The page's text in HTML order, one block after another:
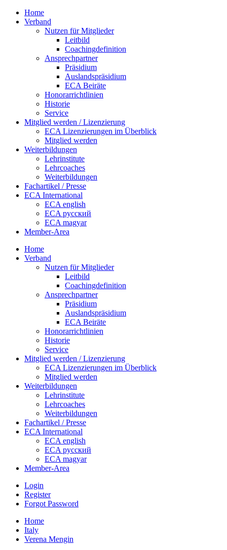
Home
Verband
Nutzen für Mitglieder
Leitbild
Coachingdefinition
Ansprechpartner
Präsidium
Auslandspräsidium
ECA Beiräte
Honorarrichtlinien
Historie
Service
Mitglied werden / Lizenzierung
ECA Lizenzierungen im Überblick
Mitglied werden
Weiterbildungen
Lehrinstitute
Lehrcoaches
Weiterbildungen
Fachartikel / Presse
ECA International
ECA english
ECA русский
ECA magyar
Member-Area
Home
Verband
Nutzen für Mitglieder
Leitbild
Coachingdefinition
Ansprechpartner
Präsidium
Auslandspräsidium
ECA Beiräte
Honorarrichtlinien
Historie
Service
Mitglied werden / Lizenzierung
ECA Lizenzierungen im Überblick
Mitglied werden
Weiterbildungen
Lehrinstitute
Lehrcoaches
Weiterbildungen
Fachartikel / Presse
ECA International
ECA english
ECA русский
ECA magyar
Member-Area
Login
Register
Forgot Password
Home
Italy
Verena Mengin